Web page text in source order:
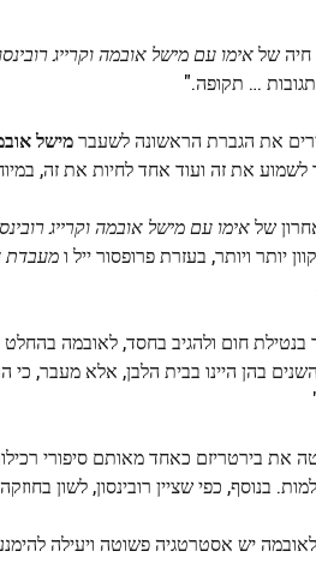
שלאימו עם מישל אובמה וקרייג
… תקופה."
את הגברת הראשונה לשעברמישל
את זה ועוד אחד לחיות את זה,
שלאימו עם מישל אובמה וקרייג
יותר ויותר, בעזרת פרופסור ייל ומעבדת
בנטילת חום ולהגיב בחסד, לאובמה
בהן היינו בבית הלבן, אלא מעבר,
את בירטריזם כאחד מאותם סיפורי
למות. בנוסף, כפי שציין רובינסון, לשון
יש אסטרטגיה פשוטה ויעילה